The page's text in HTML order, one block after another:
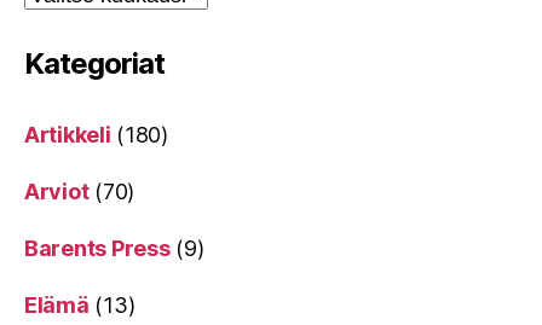
Kategoriat
Artikkeli (180)
Arviot(70)
Barents Press(9)
Elämä (13)